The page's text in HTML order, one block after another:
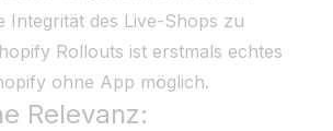
Integrität des Live-Shops zu
Rollouts ist erstmals echtes
ohne App möglich.
Relevanz: